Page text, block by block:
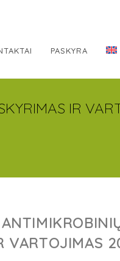
PASKYRA
IR
VARTOJIMAS